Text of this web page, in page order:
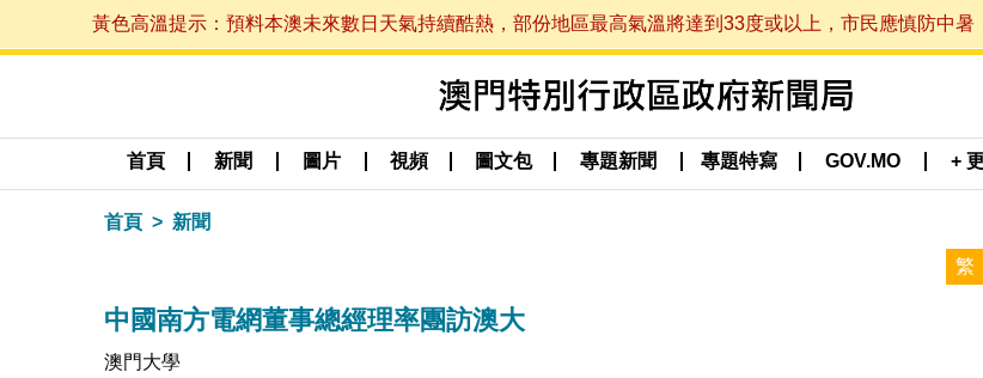
黃色高溫提示：預料本澳未來數日天氣持續酷熱，部份地區最高氣溫將達到33度或以上，市民應慎防中
首頁 新聞 圖片 視頻 圖文包 專題新聞 專題特寫 GOV.MO +
首頁 新聞
繁
中國南方電網董事總經理率團訪澳大
澳門大學